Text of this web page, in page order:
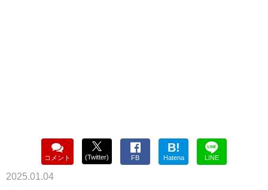
コメント (Twitter) FB
B!
Hatena LINE
2025.01.04